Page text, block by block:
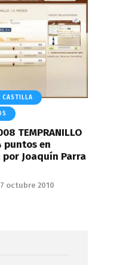
CASTILLA
TEMPRANILLO
puntos en
Joaquín Parra
octubre 2010